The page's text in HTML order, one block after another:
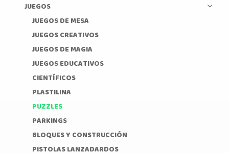
JUEGOS
JUEGOS DE MESA
JUEGOS CREATIVOS
JUEGOS DE MAGIA
JUEGOS EDUCATIVOS
CIENTÍFICOS
PLASTILINA
PUZZLES
PARKINGS
BLOQUES Y CONSTRUCCIÓN
PISTOLAS LANZADARDOS